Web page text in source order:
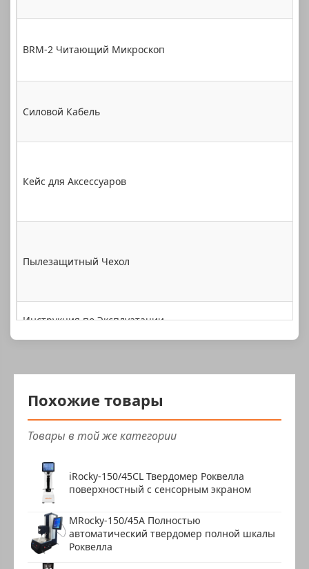
BRM-2 Читающий Микроскоп
Силовой Кабель
Кейс для Аксессуаров
Пылезащитный Чехол
Инструкция по Эксплуатации
Сертификат Продукции
Похожие товары
Товары в той же категории
iRocky-150/45CL Твердомер Роквелла
поверхностный с сенсорным экраном
MRocky-150/45A Полностью
автоматический твердомер полной шкалы
Роквелла